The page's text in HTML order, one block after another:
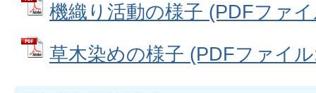
機織り活動の様子 (PDFファ
草木染めの様子 (PDFファイ